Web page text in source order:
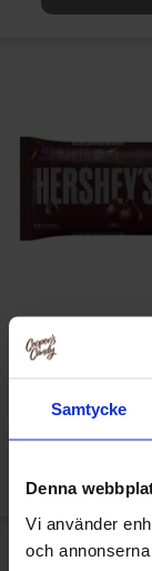
Samtycke
Denna
Vi använder
och
Hersheys Baking
99 kr/stk